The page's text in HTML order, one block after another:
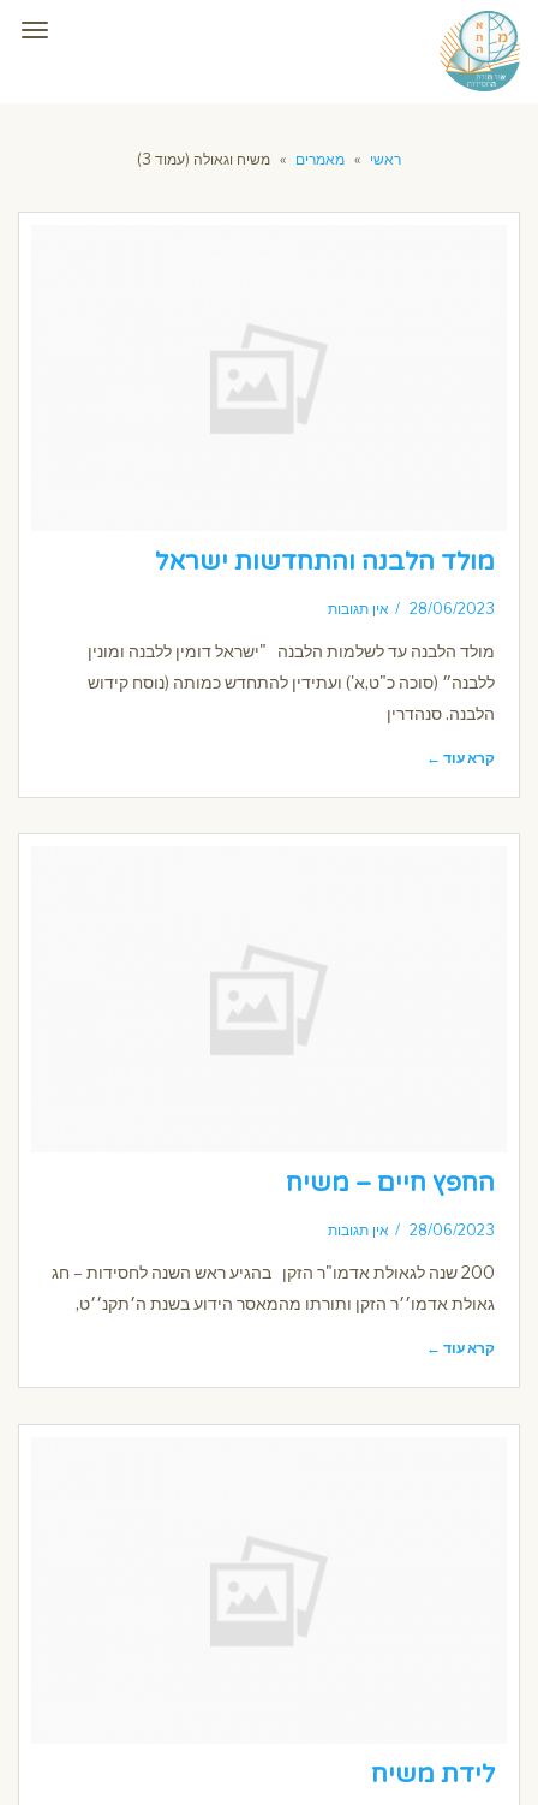
ראשי » מאמרים » משיח וגאולה (עמוד 3)
מולד הלבנה והתחדשות ישראל
28/06/2023 אין תגובות
מולד הלבנה עד לשלמות הלבנה "ישראל דומין ללבנה ומונין
ללבנה״ (סוכה כ"ט,א') ועתידין להתחדש כמותה (נוסח קידוש
הלבנה. סנהדרין
קרא עוד ←
החפץ חיים – משיח
28/06/2023 אין תגובות
200 שנה לגאולת אדמו"ר הזקן בהגיע ראש השנה לחסידות – חג
גאולת אדמו׳׳ר הזקן ותורתו מהמאסר הידוע בשנת ה׳תקנ׳׳ט,
קרא עוד ←
לידת משיח